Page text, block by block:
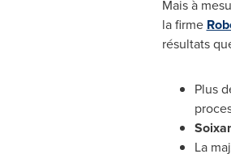
Mais à
la firme
résultats
Plus
La